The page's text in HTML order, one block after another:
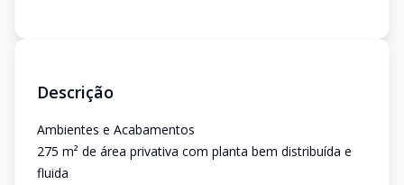
Descrição
Ambientes e Acabamentos
275 m² de área privativa com planta bem distribuída e
fluida